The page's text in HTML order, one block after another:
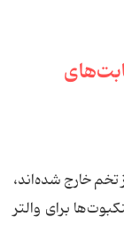
تخم خارج شده‌اند،
برای والتر